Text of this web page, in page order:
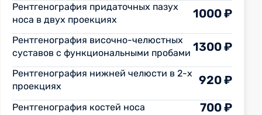
Рентгенография придаточных пазух
носа в двух проекциях
1000 ₽
Рентгенография височно-челюстных
суставов с функциональными пробами 1300 ₽
Рентгенография нижней челюсти в 2-х
проекциях
920 ₽
Рентгенография костей носа 700 ₽